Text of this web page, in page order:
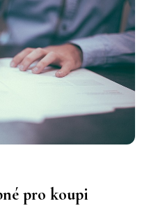
pro koupi